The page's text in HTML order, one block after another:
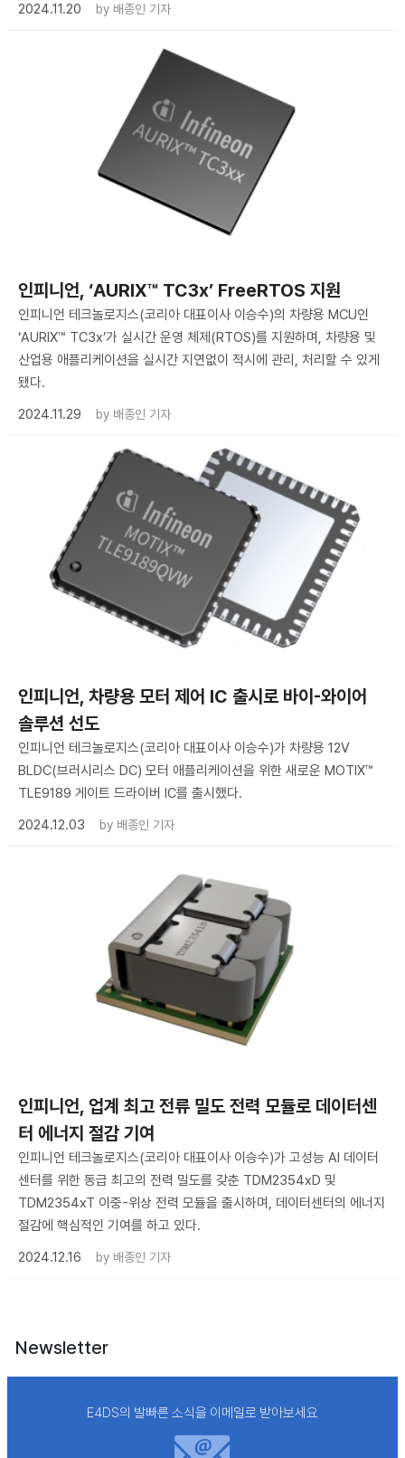
2024.11.20 by 배종인 기자
인피니언, ‘AURIX™ TC3x’ FreeRTOS 지원
인피니언 테크놀로지스(코리아 대표이사 이승수)의 차량용 MCU인
‘AURIX™ TC3x’가 실시간 운영 체제(RTOS)를 지원하며, 차량용 및
산업용 애플리케이션을 실시간 지연없이 적시에 관리, 처리할 수 있게
됐다.
2024.11.29
by 배종인 기자
인피니언, 차량용 모터 제어 IC 출시로 바이-와이어
솔루션 선도
인피니언 테크놀로지스(코리아 대표이사 이승수)가 차량용 12V
BLDC(브러시리스 DC) 모터 애플리케이션을 위한 새로운 MOTIX™
TLE9189 게이트 드라이버 IC를 출시했다.
2024.12.03
by 배종인 기자
인피니언, 업계 최고 전류 밀도 전력 모듈로 데이터센
터 에너지 절감 기여
인피니언 테크놀로지스(코리아 대표이사 이승수)가 고성능 AI 데이터
센터를 위한 동급 최고의 전력 밀도를 갖춘 TDM2354xD 및
TDM2354xT 이중-위상 전력 모듈을 출시하며, 데이터센터의 에너지
절감에 핵심적인 기여를 하고 있다.
2024.12.16
by 배종인 기자
Newsletter
E4DS의 발빠른 소식을 이메일로 받아보세요